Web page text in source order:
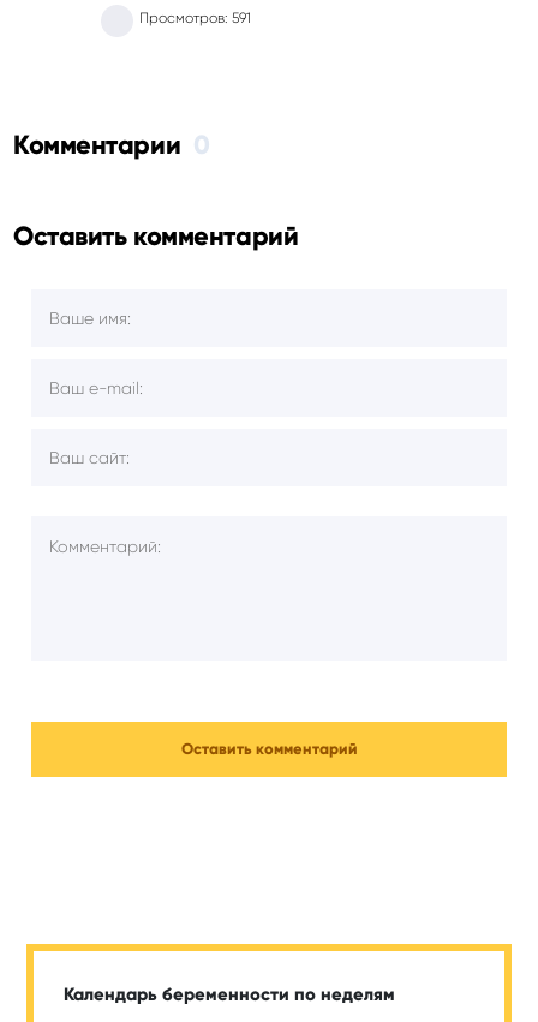
Просмотров: 591
Комментарии 0
Оставить комментарий
Календарь беременности по неделям